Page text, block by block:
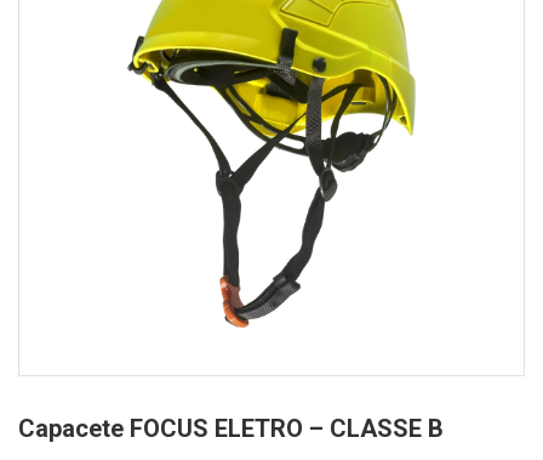
Capacete FOCUS ELETRO – CLASSE B